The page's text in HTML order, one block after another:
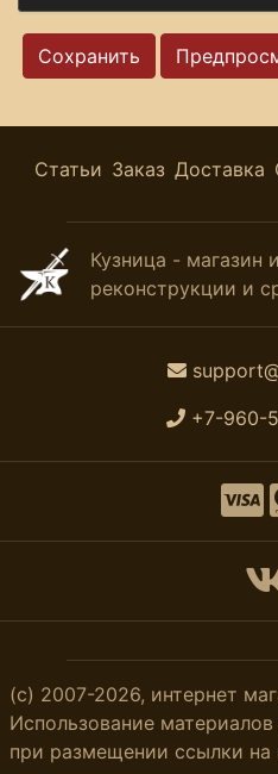
Статьи Заказ Доставка
Кузница - магазин
реконструкции и
+7-960-
(с) 2007-2026, интернет
Использование
при размещении ссылки на